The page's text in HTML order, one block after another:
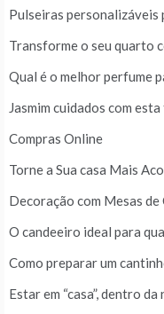
Pulseiras personalizáveis
Transforme o seu quarto
Qual é o melhor perfume
Jasmim cuidados com
Compras Online
Torne a Sua casa Mais
Decoração com Mesas
O candeeiro ideal para
Como preparar um
Estar em “casa”, dentro da